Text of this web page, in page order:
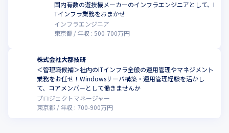
国内有数の遊技機メーカーのインフラエンジニアとして、I
Tインフラ業務をおまかせ
インフラエンジニア
東京都
年収 :500-700万円
株式会社大都技研
＜管理職候補＞社内のITインフラ全般の運用管理やマネジメント
業務をお任せ！Windowsサーバ構築・運用管理経験を活かし
て、コアメンバーとして働きませんか
プロジェクトマネージャー
東京都
年収 : 700-900万円